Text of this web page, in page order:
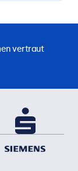
vertraut